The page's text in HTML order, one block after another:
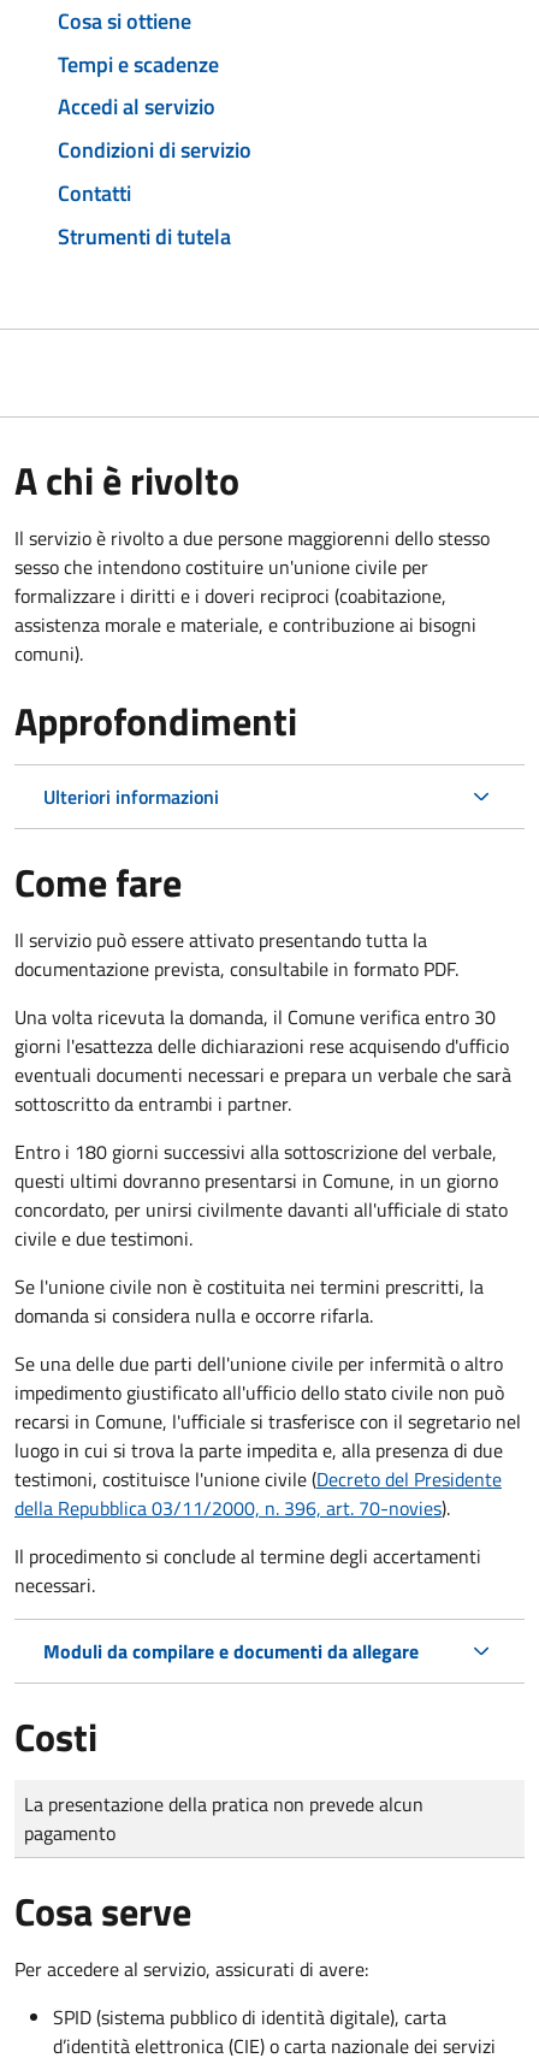
Cosa si ottiene
Tempi e scadenze
Accedi al servizio
Condizioni di servizio
Contatti
Strumenti di tutela
A chi è rivolto
Il servizio è rivolto a due persone maggiorenni dello stesso
sesso che intendono costituire un'unione civile per
formalizzare i diritti e i doveri reciproci (coabitazione,
assistenza morale e materiale, e contribuzione ai bisogni
comuni).
Approfondimenti
Ulteriori informazioni
Come fare
Il servizio può essere attivato presentando tutta la
documentazione prevista, consultabile in formato PDF.
Una volta ricevuta la domanda, il Comune verifica entro 30
giorni l'esattezza delle dichiarazioni rese acquisendo d'ufficio
eventuali documenti necessari e prepara un verbale che sarà
sottoscritto da entrambi i partner.
Entro i 180 giorni successivi alla sottoscrizione del verbale,
questi ultimi dovranno presentarsi in Comune, in un giorno
concordato, per unirsi civilmentedavanti all'ufficiale di stato
civilee due testimoni.
Se l'unione civile non è costituita nei termini prescritti, la
domanda si considera nulla e occorre rifarla.
Se una delle due parti dell'unione civile per infermità o altro
impedimento giustificato all'ufficio dello stato civile non può
recarsi in Comune, l'ufficiale si trasferisce con il segretario nel
luogo in cui si trova la parte impedita e, alla presenza di due
testimoni, costituisce l'unione civile (Decreto del Presidente
della Repubblica 03/11/2000, n. 396, art. 70-novies).
Il procedimento si conclude al termine degli accertamenti
necessari.
Moduli da compilare e documenti da allegare
Costi
Tipo di pagamento
Importo
La presentazione della pratica non prevede alcun
pagamento
Cosa serve
Per accedere al servizio, assicurati di avere:
SPID (sistema pubblico di identità digitale), carta
d’identità elettronica (CIE) o carta nazionale dei servizi